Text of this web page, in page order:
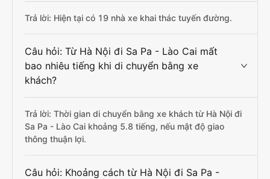
Trả lời: Hiện tại có 19 nhà xe khai thác tuyến đường.
Câu hỏi: Từ Hà Nội đi Sa Pa - Lào Cai mất
bao nhiêu tiếng khi di chuyển bằng xe
khách?
Trả lời: Thời gian di chuyển bằng xe khách từ Hà Nội đi
Sa Pa - Lào Cai khoảng 5.8 tiếng, nếu mật độ giao
thông thuận lợi.
Câu hỏi: Khoảng cách từ Hà Nội đi Sa Pa -